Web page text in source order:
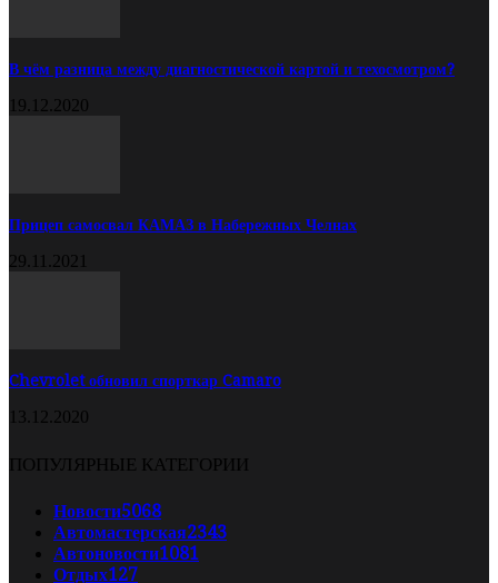
В чём разница между диагностической картой и техосмотром?
19.12.2020
Прицеп самосвал КАМАЗ в Набережных Челнах
29.11.2021
Chevrolet обновил спорткар Camaro
13.12.2020
ПОПУЛЯРНЫЕ КАТЕГОРИИ
Новости5068
Автомастерская2343
Автоновости1081
Отдых127